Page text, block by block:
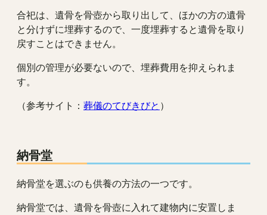
合祀は、遺骨を骨壺から取り出して、ほかの方の遺骨
と分けずに埋葬するので、一度埋葬すると遺骨を取り
戻すことはできません。
個別の管理が必要ないので、埋葬費用を抑えられま
す。
（参考サイト： 葬儀のてびきびと ）
納骨堂
納骨堂を選ぶのも供養の方法の一つです。
納骨堂では、遺骨を骨壺に入れて建物内に安置しま